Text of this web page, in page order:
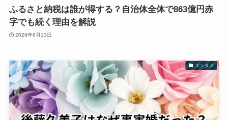
ふるさと納税は誰が得する？自治体全体で863億円赤
字でも続く理由を解説
2026年6月13日
エンタメ